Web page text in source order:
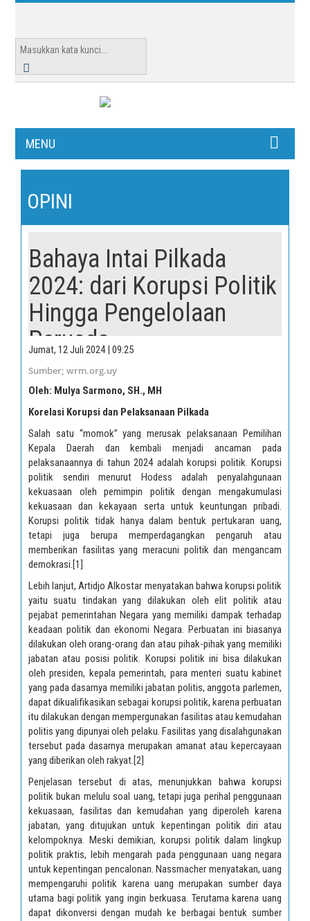
MENU
OPINI
Bahaya Intai Pilkada
2024: dari Korupsi Politik
Hingga Pengelolaan
Perusda
Jumat, 12 Juli 2024 | 09:25
Sumber; wrm.org.uy
Oleh: Mulya Sarmono, SH., MH
Korelasi Korupsi dan Pelaksanaan Pilkada
Salah satu “momok” yang merusak pelaksanaan Pemilihan
Kepala Daerah dan kembali menjadi ancaman pada
pelaksanaannya di tahun 2024 adalah korupsi politik. Korupsi
politik sendiri menurut Hodess adalah penyalahgunaan
kekuasaan oleh pemimpin politik dengan mengakumulasi
kekuasaan dan kekayaan serta untuk keuntungan pribadi.
Korupsi politik tidak hanya dalam bentuk pertukaran uang,
tetapi juga berupa memperdagangkan pengaruh atau
memberikan fasilitas yang meracuni politik dan mengancam
demokrasi.[1]
Lebih lanjut, Artidjo Alkostar menyatakan bahwa korupsi politik
yaitu suatu tindakan yang dilakukan oleh elit politik atau
pejabat pemerintahan Negara yang memiliki dampak terhadap
keadaan politik dan ekonomi Negara. Perbuatan ini biasanya
dilakukan oleh orang-orang dan atau pihak-pihak yang memiliki
jabatan atau posisi politik. Korupsi politik ini bisa dilakukan
oleh presiden, kepala pemerintah, para menteri suatu kabinet
yang pada dasarnya memiliki jabatan politis, anggota parlemen,
dapat dikualifikasikan sebagai korupsi politik, karena perbuatan
itu dilakukan dengan mempergunakan fasilitas atau kemudahan
politis yang dipunyai oleh pelaku. Fasilitas yang disalahgunakan
tersebut pada dasarnya merupakan amanat atau kepercayaan
yang diberikan oleh rakyat.[2]
Penjelasan tersebut di atas, menunjukkan bahwa korupsi
politik bukan melulu soal uang, tetapi juga perihal penggunaan
kekuasaan, fasilitas dan kemudahan yang diperoleh karena
jabatan, yang ditujukan untuk kepentingan politik diri atau
kelompoknya. Meski demikian, korupsi politik dalam lingkup
politik praktis, lebih mengarah pada penggunaan uang negara
untuk kepentingan pencalonan. Nassmacher menyatakan, uang
mempengaruhi politik karena uang merupakan sumber daya
utama bagi politik yang ingin berkuasa. Terutama karena uang
dapat dikonversi dengan mudah ke berbagai bentuk sumber